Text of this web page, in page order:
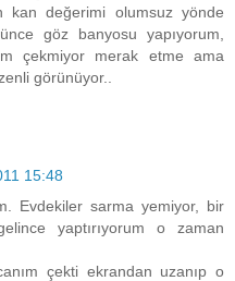
kan değerimi olumsuz yönde
göz banyosu yapıyorum,
çekmiyor merak etme ama
görünüyor..
15:48
Evdekiler sarma yemiyor, bir
yaptırıyorum o zaman
çekti ekrandan uzanıp o